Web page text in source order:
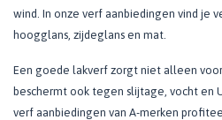
wind. In onze verf aanbiedingen vind je
hoogglans, zijdeglans en mat.
Een goede lakverf zorgt niet alleen
beschermt ook tegen slijtage, vocht en
verf aanbiedingen van A-merken